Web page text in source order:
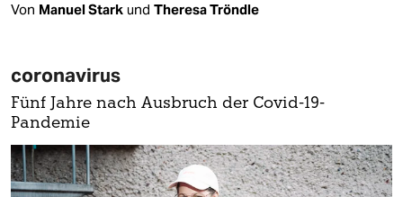
Von Manuel Stark und Theresa Tröndle
coronavirus
Fünf Jahre nach Ausbruch der Covid-19-
Pandemie